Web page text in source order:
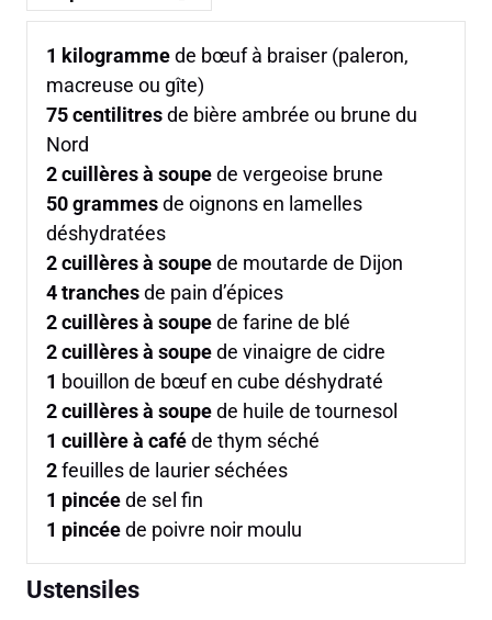
1 kilogrammede bœuf à braiser (paleron,
macreuse ou gîte)
75centilitresde bière ambrée ou brune du
Nord
2cuillères à soupede vergeoise brune
50grammesde oignons en lamelles
déshydratées
2cuillères à soupede moutarde de Dijon
4tranchesde pain d’épices
2cuillères à soupede farine de blé
2cuillères à soupede vinaigre de cidre
1 bouillon de bœuf en cube déshydraté
2cuillères à soupede huile de tournesol
1 cuillère à caféde thym séché
2feuilles de laurier séchées
1 pincéede sel fin
1 pincéede poivre noir moulu
Ustensiles